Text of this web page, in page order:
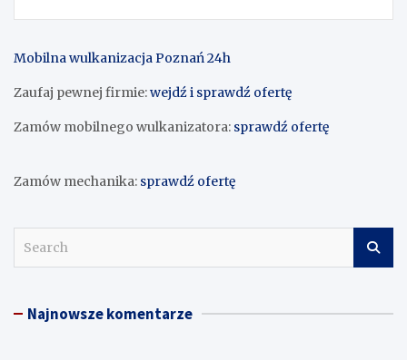
Mobilna wulkanizacja Poznań 24h
Zaufaj pewnej firmie:wejdź i sprawdź ofertę
Zamów mobilnego wulkanizatora: sprawdź ofertę
Zamów mechanika: sprawdź ofertę
c Najnowsze komentarze